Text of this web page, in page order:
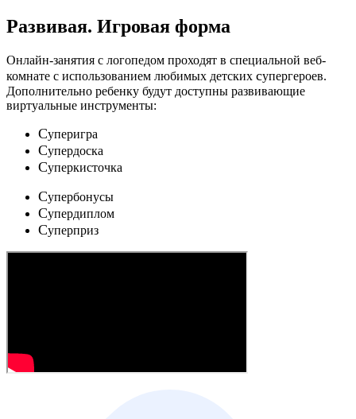
Развивая. Игровая форма
Онлайн-занятия с логопедом проходят в специальной веб-
комнате с использованием любимых детских cупергероев.
Дополнительно ребенку будут доступны развивающие
виртуальные инструменты:
Cуперигра
Cупердоска
Cуперкисточка
Cупербонусы
Cупердиплом
Cуперприз